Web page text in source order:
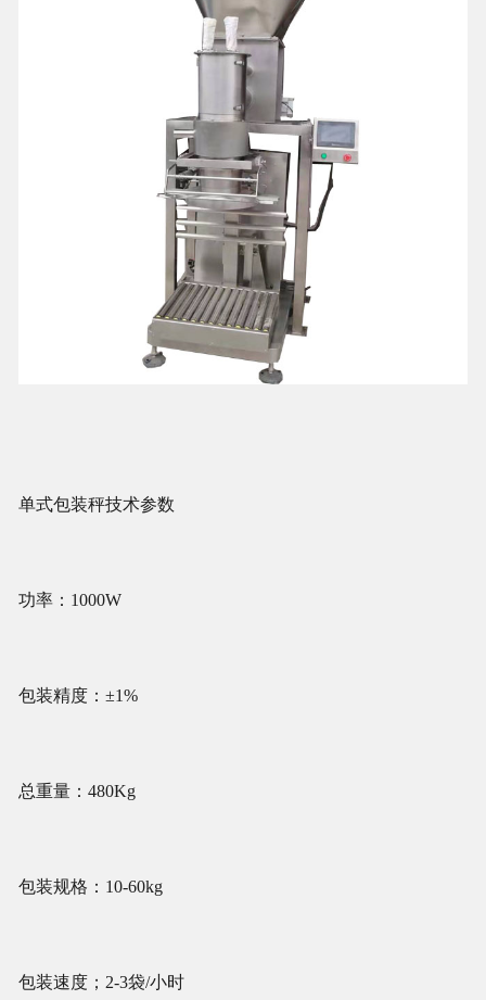
单式包装秤技术参数
功率：1000W
包装精度：±1%
总重量：480Kg
包装规格：10-60kg
包装速度；2-3袋/小时